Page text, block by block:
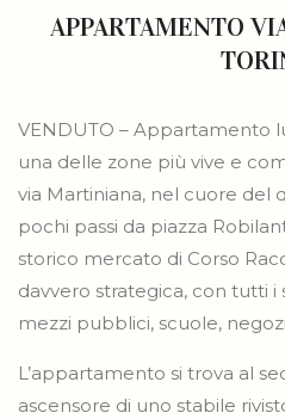
APPARTAMENTO
VENDUTO – Appartamento
una delle zone più vive e
via Martiniana, nel cuore del
pochi passi da piazza
storico mercato di Corso
davvero strategica, con tutti i
mezzi pubblici, scuole,
L’appartamento si trova al
ascensore di uno stabile